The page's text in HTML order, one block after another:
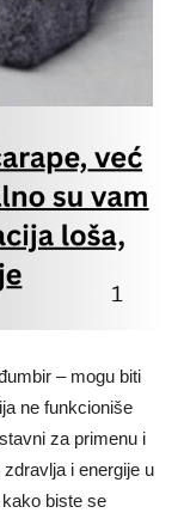
– mogu biti
ne funkcioniše
za primenu i
i energije u
biste se